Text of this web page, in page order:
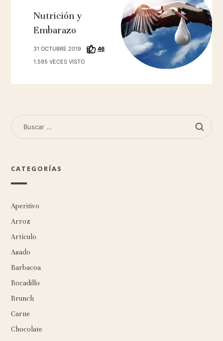
Nutrición y
Embarazo
31 OCTUBRE 2019
46
1.595 VECES VISTO
BUSCAR:
CATEGORÍAS
Aperitivo
Arroz
Artículo
Asado
Barbacoa
Bocadillo
Brunch
Carne
Chocolate